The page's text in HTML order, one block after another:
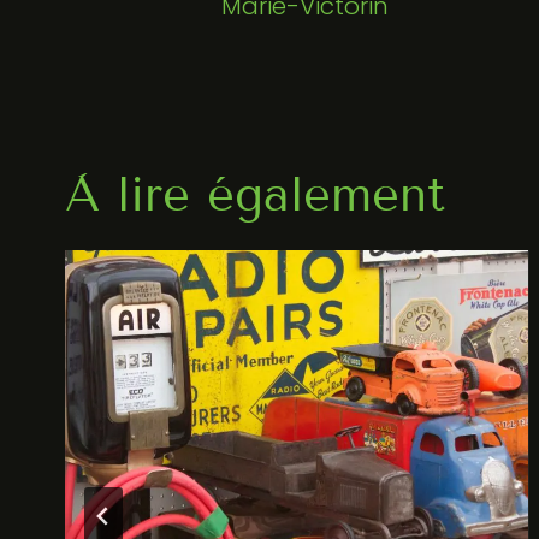
À lire également